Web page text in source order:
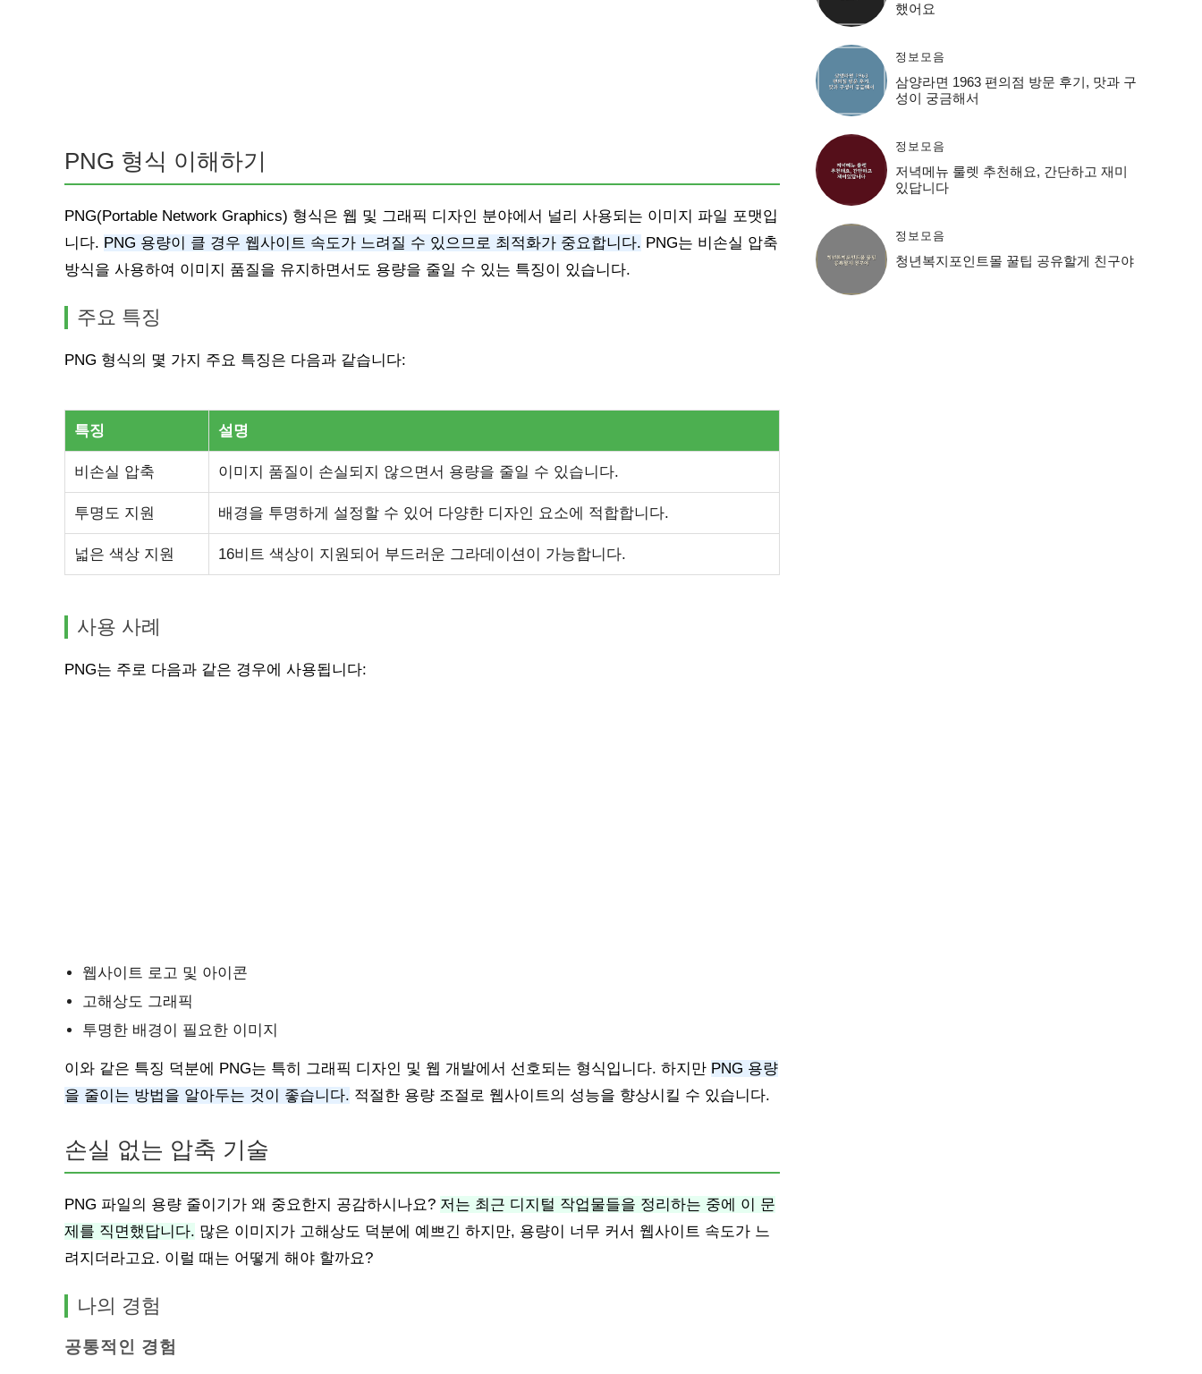
PNG 형식 이해하기
PNG(Portable Network Graphics) 형식은 웹 및 그래픽 디자인 분야에서 널리 사용되는 이미지 파일 포맷입
니다. PNG 용량이 클 경우 웹사이트 속도가 느려질 수 있으므로 최적화가 중요합니다. PNG는 비손실 압축
방식을 사용하여 이미지 품질을 유지하면서도 용량을 줄일 수 있는 특징이 있습니다.
주요 특징
PNG 형식의 몇 가지 주요 특징은 다음과 같습니다:
특징 설명
비손실 압축 이미지 품질이 손실되지 않으면서 용량을 줄일 수 있습니다.
투명도 지원 배경을 투명하게 설정할 수 있어 다양한 디자인 요소에 적합합니다.
넓은 색상 지원 16비트 색상이 지원되어 부드러운 그라데이션이 가능합니다.
사용 사례
PNG는 주로 다음과 같은 경우에 사용됩니다:
웹사이트 로고 및 아이콘
고해상도 그래픽
투명한 배경이 필요한 이미지
이와 같은 특징 덕분에 PNG는 특히 그래픽 디자인 및 웹 개발에서 선호되는 형식입니다. 하지만 PNG 용량
을 줄이는 방법을 알아두는 것이 좋습니다. 적절한 용량 조절로 웹사이트의 성능을 향상시킬 수 있습니다.
손실 없는 압축 기술
PNG 파일의 용량 줄이기가 왜 중요한지 공감하시나요? 저는 최근 디지털 작업물들을 정리하는 중에 이 문
제를 직면했답니다. 많은 이미지가 고해상도 덕분에 예쁘긴 하지만, 용량이 너무 커서 웹사이트 속도가 느
려지더라고요. 이럴 때는 어떻게 해야 할까요?
나의 경험
공통적인 경험
했어요
정보모음
삼양라면 1963 편의점 방문 후기, 맛과 구
성이 궁금해서
정보모음
저녁메뉴 룰렛 추천해요, 간단하고 재미
있답니다
정보모음
청년복지포인트몰 꿀팁 공유할게 친구야